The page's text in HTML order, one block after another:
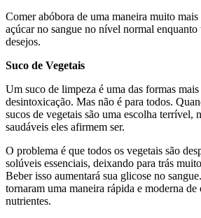
Comer abóbora de uma maneira muito mais
açúcar no sangue no nível normal enquanto
desejos.
Suco de Vegetais
Um suco de limpeza é uma das formas
desintoxicação. Mas não é para todos.
sucos de vegetais são uma escolha terrível,
saudáveis eles afirmem ser.
O problema é que todos os vegetais são
solúveis essenciais, deixando para trás
Beber isso aumentará sua glicose no
tornaram uma maneira rápida e moderna de
nutrientes.